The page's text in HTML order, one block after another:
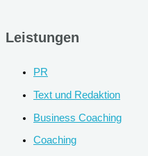
Leistungen
PR
Text und Redaktion
Business Coaching
Coaching